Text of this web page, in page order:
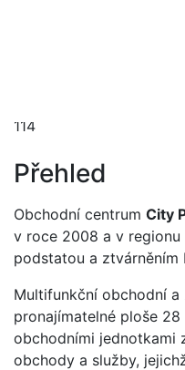
114
Přehled
Obchodní centrum City
v roce 2008 a v
podstatou a
Multifunkční obchodní
pronajímatelné ploše 28
obchodními jednotkami
obchody a služby,